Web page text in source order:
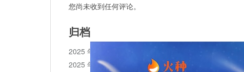
您尚未收到任何评论。
归档
2025 年 11 月
2025 年 10 月